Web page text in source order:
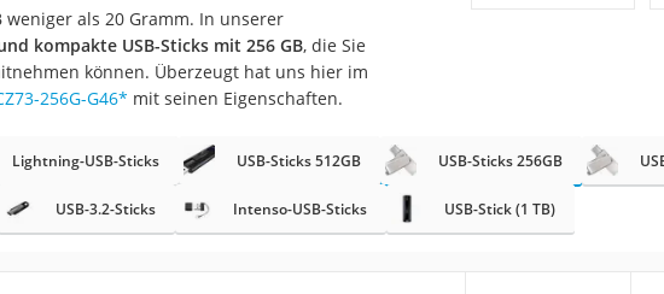
mit Solarpanel
PC
Headset
weniger als 20 Gramm. In unserer
kompakte USB-Sticks mit 256 GB, die Sie
können. Überzeugt hat uns hier im
256G-G46* mit seinen Eigenschaften.
Lightning-USB-Sticks USB-Sticks 512GB USB-Sticks 256GB
USB-3.2-Sticks Intenso-USB-Sticks USB-Stick (1 TB)